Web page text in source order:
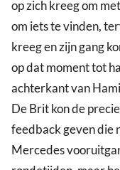
op zich kreeg om
om iets te vinden,
kreeg en zijn gang
op dat moment tot
achterkant van
De Brit kon de
feedback geven die
Mercedes